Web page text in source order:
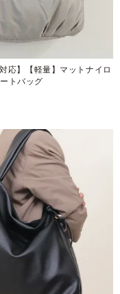
応】【軽量】マットナイロ
トバッグ